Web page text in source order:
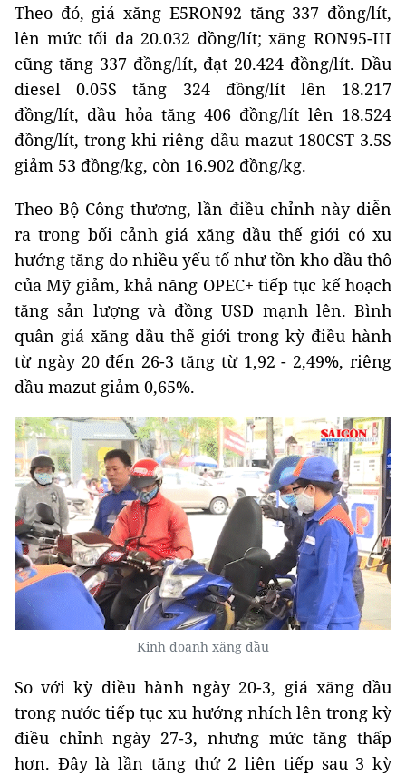
Theo đó, giá xăng E5RON92 tăng 337 đồng/lít,
lên mức tối đa 20.032 đồng/lít; xăng RON95-III
cũng tăng 337 đồng/lít, đạt 20.424 đồng/lít. Dầu
diesel 0.05S tăng 324 đồng/lít lên 18.217
đồng/lít, dầu hỏa tăng 406 đồng/lít lên 18.524
đồng/lít, trong khi riêng dầu mazut 180CST 3.5S
giảm 53 đồng/kg, còn 16.902 đồng/kg.
Theo Bộ Công thương, lần điều chỉnh này diễn
ra trong bối cảnh giá xăng dầu thế giới có xu
hướng tăng do nhiều yếu tố như tồn kho dầu thô
của Mỹ giảm, khả năng OPEC+ tiếp tục kế hoạch
tăng sản lượng và đồng USD mạnh lên. Bình
quân giá xăng dầu thế giới trong kỳ điều hành
từ ngày 20 đến 26-3 tăng từ 1,92 - 2,49%, riêng
dầu mazut giảm 0,65%.
Kinh doanh xăng dầu
So với kỳ điều hành ngày 20-3, giá xăng dầu
trong nước tiếp tục xu hướng nhích lên trong kỳ
điều chỉnh ngày 27-3, nhưng mức tăng thấp
hơn. Đây là lần tăng thứ 2 liên tiếp sau 3 kỳ